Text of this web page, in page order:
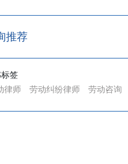
推荐
签
律师
劳动纠纷律师 劳动咨询